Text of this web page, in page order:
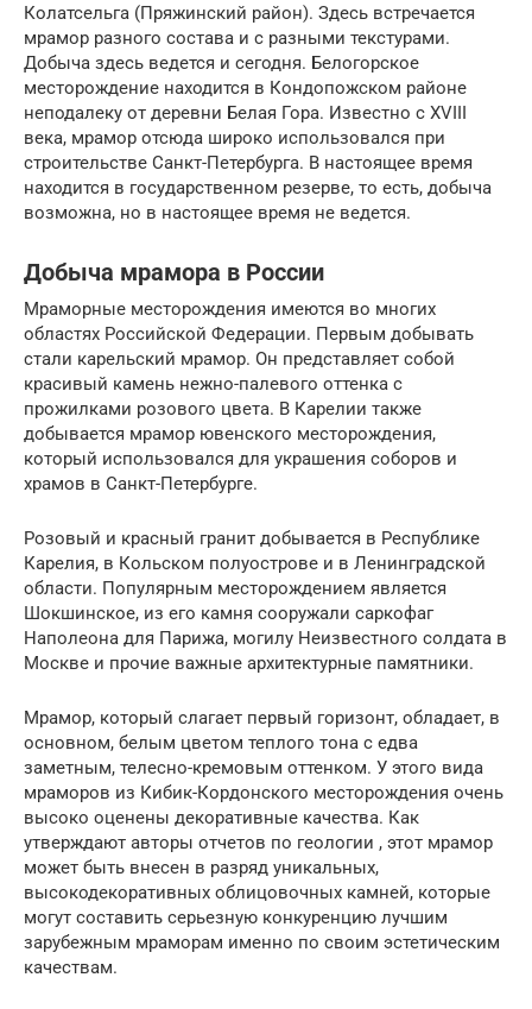
Колатсельга (Пряжинский район). Здесь встречается
мрамор разного состава и с разными текстурами.
Добыча здесь ведется и сегодня. Белогорское
месторождение находится в Кондопожском районе
неподалеку от деревни Белая Гора. Известно с XVIII
века, мрамор отсюда широко использовался при
строительстве Санкт-Петербурга. В настоящее время
находится в государственном резерве, то есть, добыча
возможна, но в настоящее время не ведется.
Добыча мрамора в России
Мраморные месторождения имеются во многих
областях Российской Федерации. Первым добывать
стали карельский мрамор. Он представляет собой
красивый камень нежно-палевого оттенка с
прожилками розового цвета. В Карелии также
добывается мрамор ювенского месторождения,
который использовался для украшения соборов и
храмов в Санкт-Петербурге.
Розовый и красный гранит добывается в Республике
Карелия, в Кольском полуострове и в Ленинградской
области. Популярным месторождением является
Шокшинское, из его камня сооружали саркофаг
Наполеона для Парижа, могилу Неизвестного солдата в
Москве и прочие важные архитектурные памятники.
Мрамор, который слагает первый горизонт, обладает, в
основном, белым цветом теплого тона с едва
заметным, телесно-кремовым оттенком. У этого вида
мраморов из Кибик-Кордонского месторождения очень
высоко оценены декоративные качества. Как
утверждают авторы отчетов по геологии , этот мрамор
может быть внесен в разряд уникальных,
высокодекоративных облицовочных камней, которые
могут составить серьезную конкуренцию лучшим
зарубежным мраморам именно по своим эстетическим
качествам.